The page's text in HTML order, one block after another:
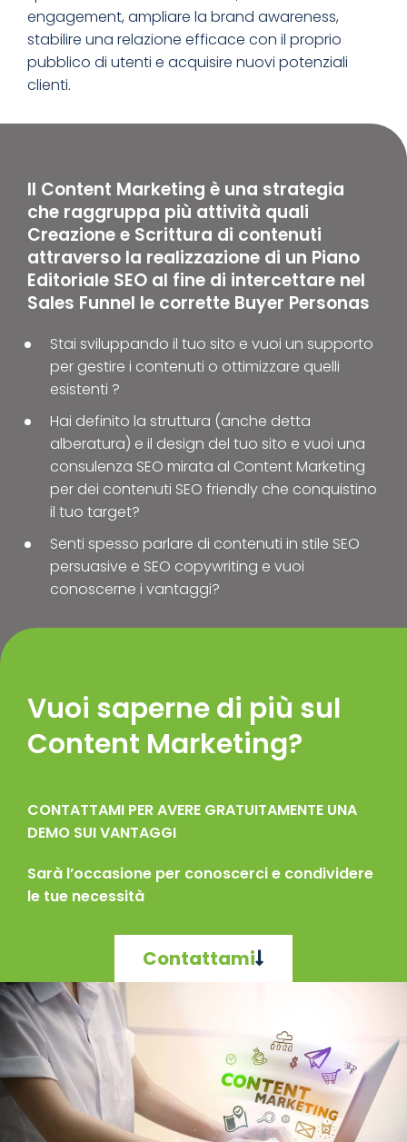
engagement, ampliare la brand awareness,
stabilire una relazione efficace con il proprio
pubblico di utenti e acquisire nuovi potenziali
clienti.
Il Content Marketing è una strategia
che raggruppa più attività quali
Creazione e Scrittura di contenuti
attraverso la realizzazione di un Piano
Editoriale SEO al fine di intercettare nel
Sales Funnel le corrette Buyer Personas
Stai sviluppando il tuo sito e vuoi un supporto
per gestire i contenuti o ottimizzare quelli
esistenti ?
Hai definito la struttura (anche detta
alberatura) e il design del tuo sito e vuoi una
consulenza SEO mirata al Content Marketing
per dei contenuti SEO friendly che conquistino
il tuo target?
Senti spesso parlare di contenuti in stile SEO
persuasive e SEO copywriting e vuoi
conoscerne i vantaggi?
Vuoi saperne di più sul
Content Marketing?
CONTATTAMI PER AVERE GRATUITAMENTE UNA
DEMO SUI VANTAGGI
Sarà l’occasione per conoscerci e condividere
le tue necessità
Contattami